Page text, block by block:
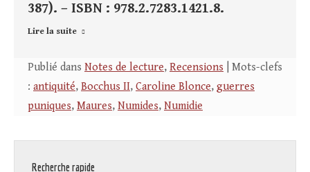
387). – ISBN : 978.2.7283.1421.8.
Lire la suite
Publié dans Notes de lecture, Recensions | Mots-clefs
: antiquité, Bocchus II, Caroline Blonce, guerres
puniques, Maures, Numides, Numidie
Recherche rapide